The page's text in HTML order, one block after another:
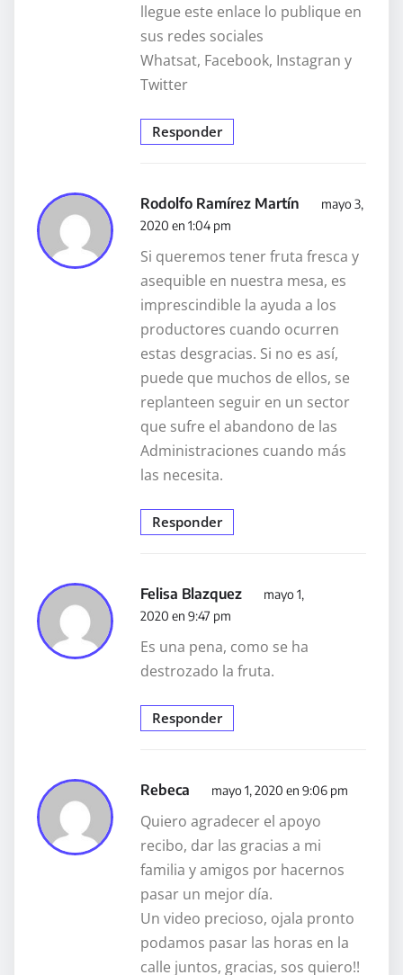
llegue este enlace lo publique en
sus redes sociales
Whatsat, Facebook, Instagran y
Twitter
Responder
Rodolfo Ramírez Martín
mayo 3,
2020 en 1:04 pm
Si queremos tener fruta fresca y
asequible en nuestra mesa, es
imprescindible la ayuda a los
productores cuando ocurren
estas desgracias. Si no es así,
puede que muchos de ellos, se
replanteen seguir en un sector
que sufre el abandono de las
Administraciones cuando más
las necesita.
Responder
Felisa Blazquez
mayo 1,
2020 en 9:47 pm
Es una pena, como se ha
destrozado la fruta.
Responder
Rebeca mayo 1, 2020 en 9:06 pm
Quiero agradecer el apoyo
recibo, dar las gracias a mi
familia y amigos por hacernos
pasar un mejor día.
Un video precioso, ojala pronto
podamos pasar las horas en la
calle juntos, gracias, sos quiero!!